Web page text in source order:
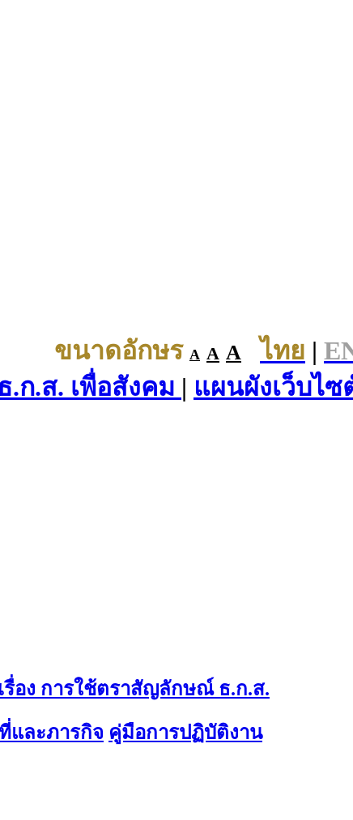
ขนาดอักษร A A A ไทย |
.ก.ส. เพื่อสังคม | แผนผังเว็บไซ
รื่อง การใช้ตราสัญลักษณ์ ธ.ก.ส.
และภารกิจ คู่มือการปฏิบัติงาน